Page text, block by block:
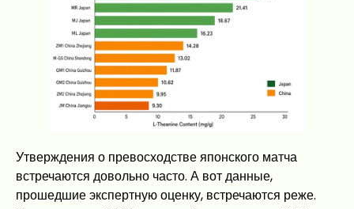
Утверждения о превосходстве японского матча
встречаются довольно часто. А вот данные,
прошедшие экспертную оценку, встречаются реже.